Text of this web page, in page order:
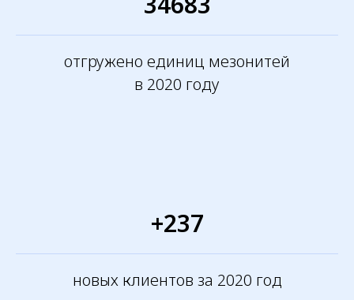
отгружено единиц мезонитей
в 2020 году
+237
новых клиентов за 2020 год
ГЕНЕРАЛЬНЫЙ ДИРЕКТОР
и получите грамотную консультацию
от специалистов нашего
коммерческого отдела